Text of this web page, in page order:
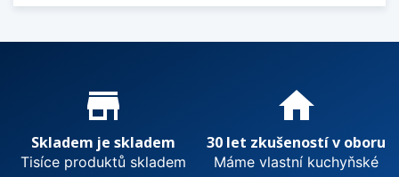
Proč nakupovat u nás?
store_mall_directory
Skladem je skladem
Tisíce produktů skladem
home
30 let zkušeností v oboru
Máme vlastní kuchyňské